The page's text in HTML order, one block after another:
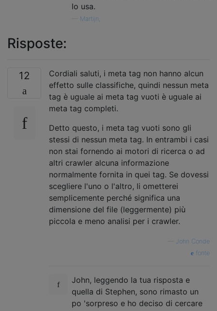
lo usa.
Martijn,
Risposte:
12
Cordiali saluti, i meta tag non hanno alcun
effetto sulle classifiche, quindi nessun meta
tag è uguale ai meta tag vuoti è uguale ai
meta tag completi.
Detto questo, i meta tag vuoti sono gli
stessi di nessun meta tag. In entrambi i casi
non stai fornendo ai motori di ricerca o ad
altri crawler alcuna informazione
normalmente fornita in quei tag. Se dovessi
scegliere l'uno o l'altro, li ometterei
semplicemente perché significa una
dimensione del file (leggermente) più
piccola e meno analisi per i crawler.
John Conde
fonte
John, leggendo la tua risposta e
quella di Stephen, sono rimasto un
po 'sorpreso e ho deciso di cercare